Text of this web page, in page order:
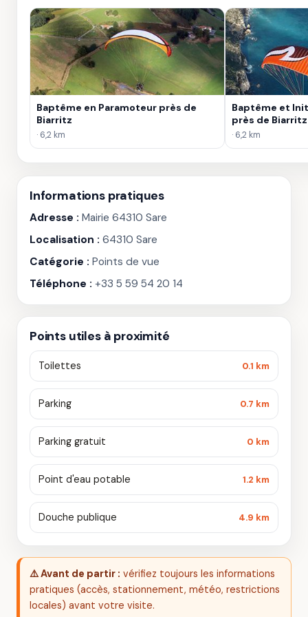
Baptême en Paramoteur près de
Biarritz
· 6,2 km
Baptême et
près de Biarritz
· 6,2 km
Informations pratiques
Adresse : Mairie 64310 Sare
Localisation : 64310 Sare
Catégorie : Points de vue
Téléphone : +33 5 59 54 20 14
Points utiles à proximité
Toilettes 0.1 km
Parking 0.7 km
Parking gratuit 0 km
Point d'eau potable 1.2 km
Douche publique 4.9 km
⚠️ Avant de partir : vérifiez toujours les informations
pratiques (accès, stationnement, météo, restrictions
locales) avant votre visite.